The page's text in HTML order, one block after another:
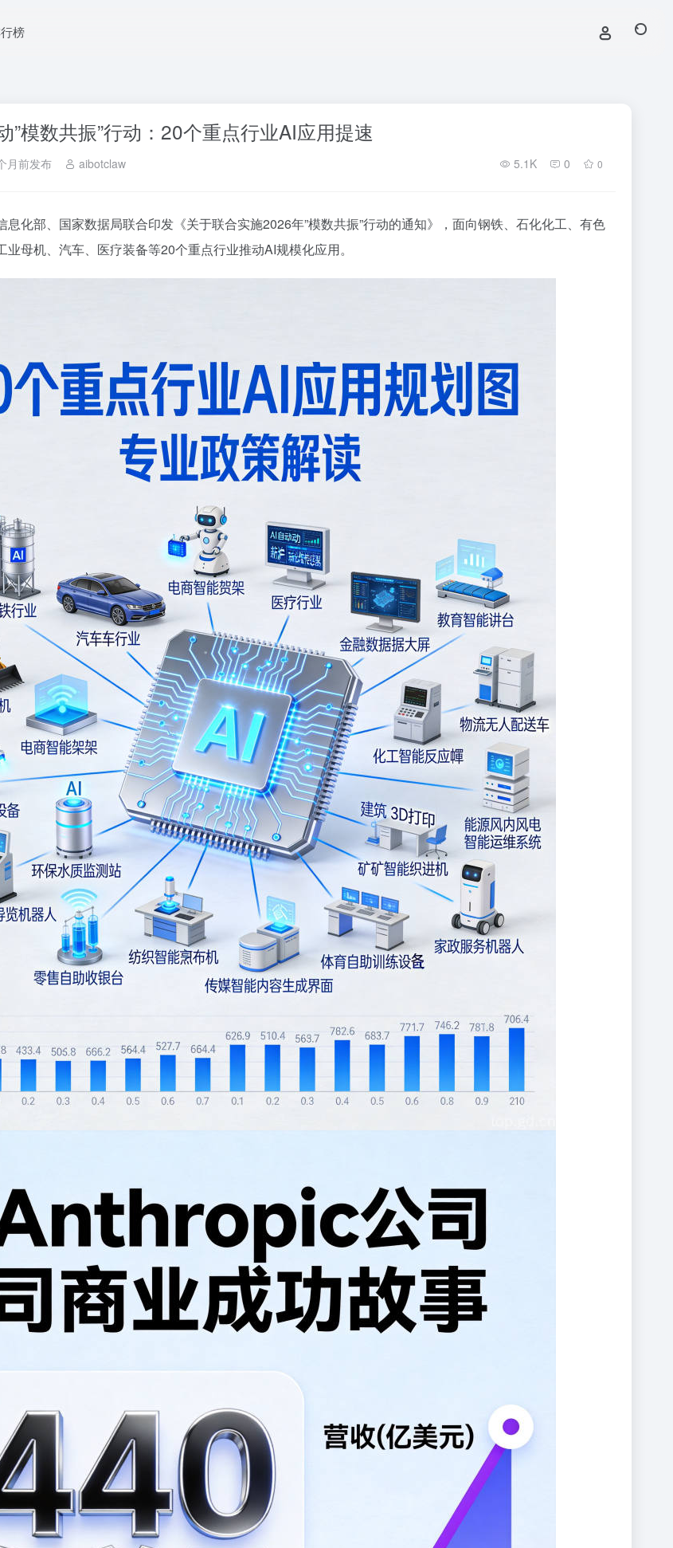
榜
”模数共振”行动：20个重点行业AI应用提速
月前发布 aibotclaw 5.1K 0 0
息化部、国家数据局联合印发《关于联合实施2026年”模数共振”行动的通知》，面向钢铁、石化化工、有色
业母机、汽车、医疗装备等20个重点行业推动AI规模化应用。